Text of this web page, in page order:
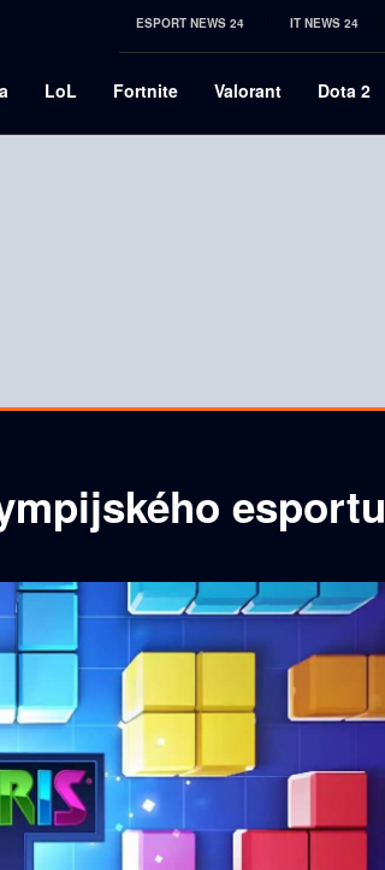
ESPORT NEWS 24 IT NEWS 24
LoL Fortnite Valorant Dota 2
esportu